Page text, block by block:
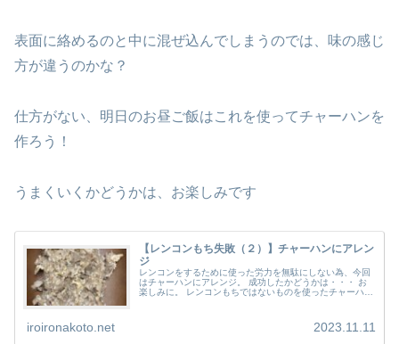
表面に絡めるのと中に混ぜ込んでしまうのでは、味の感じ
方が違うのかな？
仕方がない、明日のお昼ご飯はこれを使ってチャーハンを
作ろう！
うまくいくかどうかは、お楽しみです
【レンコンもち失敗（２）】チャーハンにアレン
ジ
レンコンをするために使った労力を無駄にしない為、今回
はチャーハンにアレンジ。 成功したかどうかは・・・ お
楽しみに。 レンコンもちではないものを使ったチャーハン
iroironakoto.net 2023.11.11